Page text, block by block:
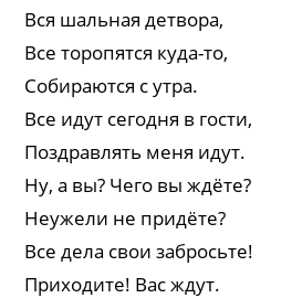
Вся шальная детвора,
Все торопятся куда-то,
Собираются с утра.
Все идут сегодня в гости,
Поздравлять меня идут.
Ну, а вы? Чего вы ждёте?
Неужели не придёте?
Все дела свои забросьте!
Приходите! Вас ждут.